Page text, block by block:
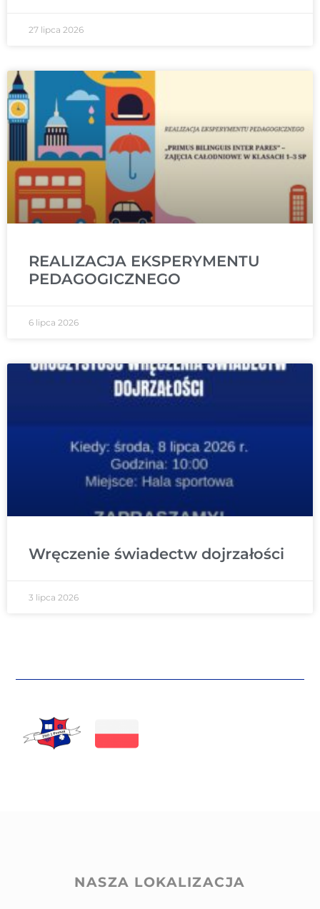
27 lipca 2026
REALIZACJA EKSPERYMENTU
PEDAGOGICZNEGO
6 lipca 2026
Wręczenie świadectw dojrzałości
3 lipca 2026
NASZA LOKALIZACJA